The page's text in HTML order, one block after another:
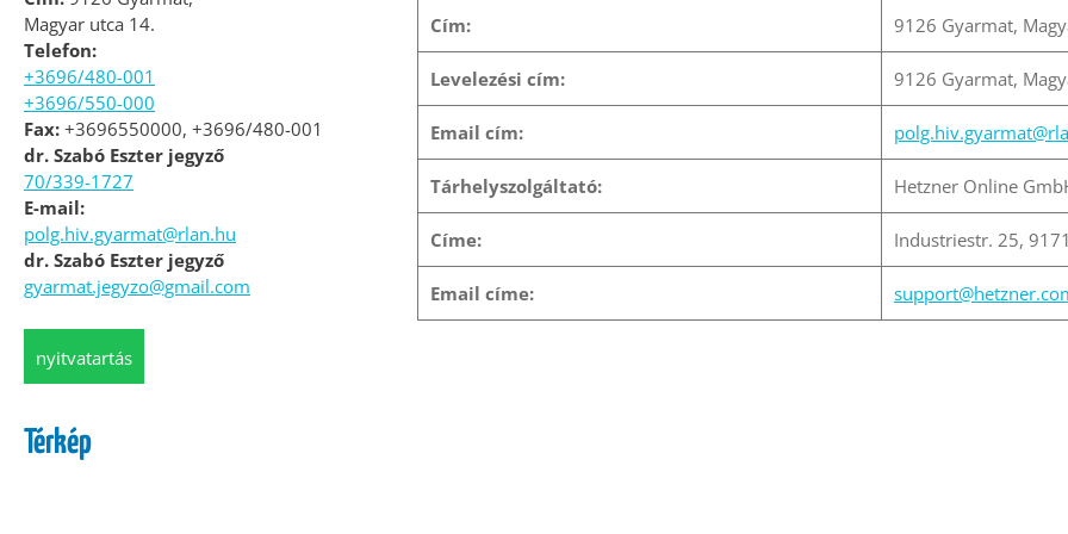
Magyar utca 14.
Telefon:
+3696/480-001
+3696/550-000
Fax: +3696550000, +3696/480-001
dr. Szabó Eszter jegyző
70/339-1727
E-mail:
polg.hiv.gyarmat@rlan.hu
dr. Szabó Eszter jegyző
gyarmat.jegyzo@gmail.com
nyitvatartás
Térkép
Cím: 9126 Gyarmat,
Levelezési cím: 9126 Gyarmat,
Email cím:
Tárhelyszolgáltató: Hetzner Online
Címe: Industriestr. 25,
Email címe: